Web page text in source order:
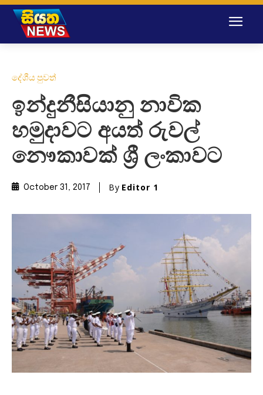
දේශීය පුවත්
ඉන්දුනීසියානු නාවික
හමුදාවට අයත් රුවල්
නෞකාවක් ශ්‍රී ලංකාවට
October 31, 2017 By Editor 1